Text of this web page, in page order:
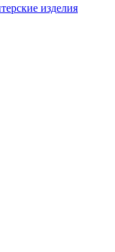
изделия